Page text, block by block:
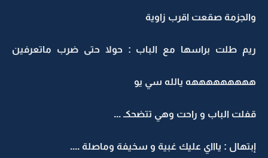
والجزمة صقعت اقرب زاوية
ريم طلت براسها مع الباب : حولا حتى ضرب ماتعرفين
هههههههههه يالله سي يو
قفلت الباب و راحت وهي تتضحكـ ...
إبتهال : ياااي عليك غبية و سخيفة وماصلة ....